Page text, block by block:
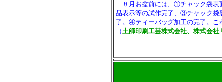
８月お盆前には、①チャック袋表
品表示等の試作完了、③チャック袋
了。④ティーバッグ加工の完了。こ
（土師印刷工芸株式会社、株式会社